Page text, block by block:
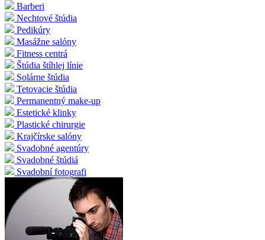
Barberi
Nechtové štúdia
Pedikúry
Masážne salóny
Fitness centrá
Štúdia štíhlej línie
Solárne štúdia
Tetovacie štúdia
Permanentný make-up
Estetické klinky
Plastické chirurgie
Krajčírske salóny
Svadobné agentúry
Svadobné štúdiá
Svadobní fotografi